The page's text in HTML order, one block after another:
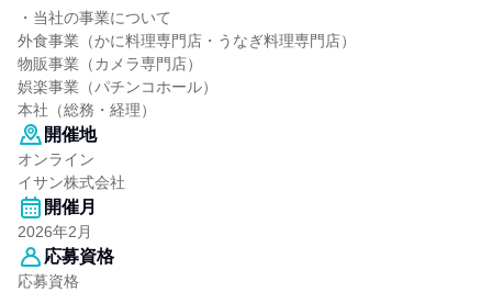
・当社の事業について
外食事業（かに料理専門店・うなぎ料理専門店）
物販事業（カメラ専門店）
娯楽事業（パチンコホール）
本社（総務・経理）
開催地
オンライン
イサン株式会社
開催月
2026年2月
応募資格
応募資格